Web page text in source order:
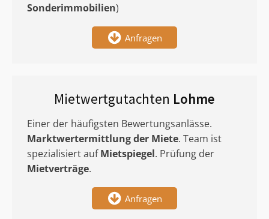
Sonderimmobilien)
Anfragen
Mietwertgutachten Lohme
Einer der häufigsten Bewertungsanlässe.
Marktwertermittlungder Miete. Team ist
spezialisiert aufMietspiegel. Prüfung der
Mietverträge.
Anfragen